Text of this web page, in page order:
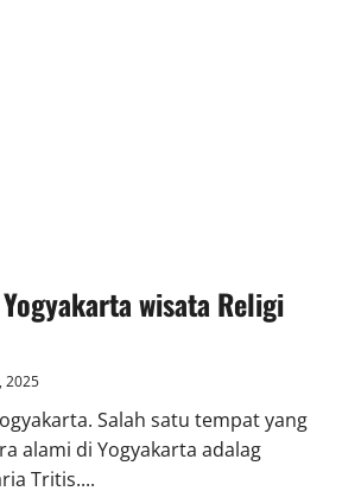
wisata Religi
2025
Salah satu tempat yang
alami di Yogyakarta adalag
Tritis....